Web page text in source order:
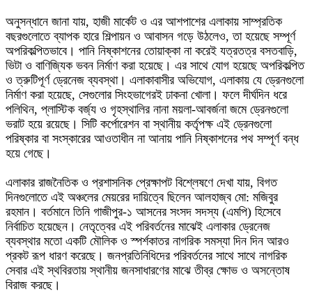
‎অনুসন্ধানে জানা যায়, হাজী মার্কেট ও এর আশপাশের এলাকায় সাম্প্রতিক
বছরগুলোতে ব্যাপক হারে শিল্পায়ন ও আবাসন গড়ে উঠলেও, তা হয়েছে সম্পূর্ণ
অপরিকল্পিতভাবে। পানি নিষ্কাশনের তোয়াক্কা না করেই যত্রতত্র বসতবাড়ি,
ভিটা ও বাণিজ্যিক ভবন নির্মাণ করা হয়েছে। এর সাথে যোগ হয়েছে অপরিকল্পিত
ও ত্রুটিপূর্ণ ড্রেনেজ ব্যবস্থা। এলাকাবাসীর অভিযোগ, এলাকায় যে ড্রেনগুলো
নির্মাণ করা হয়েছে, সেগুলোর সিংহভাগেরই ঢাকনা খোলা। ফলে দীর্ঘদিন ধরে
পলিথিন, প্লাস্টিক বর্জ্য ও গৃহস্থালির নানা ময়লা-আবর্জনা জমে ড্রেনগুলো
ভরাট হয়ে রয়েছে। সিটি কর্পোরেশন বা স্থানীয় কর্তৃপক্ষ এই ড্রেনগুলো
পরিষ্কার বা সংস্কারের আওতাধীন না আনায় পানি নিষ্কাশনের পথ সম্পূর্ণ বন্ধ
হয়ে গেছে।
‎এলাকার রাজনৈতিক ও প্রশাসনিক প্রেক্ষাপট বিশ্লেষণে দেখা যায়, বিগত
দিনগুলোতে এই অঞ্চলের মেয়রের দায়িত্বে ছিলেন আলহাজ্ব মো: মজিবুর
রহমান। বর্তমানে তিনি গাজীপুর-১ আসনের সংসদ সদস্য (এমপি) হিসেবে
নির্বাচিত হয়েছেন। নেতৃত্বের এই পরিবর্তনের মাঝেই এলাকার ড্রেনেজ
ব্যবস্থার মতো একটি মৌলিক ও স্পর্শকাতর নাগরিক সমস্যা দিন দিন আরও
প্রকট রূপ ধারণ করেছে। জনপ্রতিনিধিদের পরিবর্তনের সাথে সাথে নাগরিক
সেবার এই স্থবিরতায় স্থানীয় জনসাধারণের মাঝে তীব্র ক্ষোভ ও অসন্তোষ
বিরাজ করছে।